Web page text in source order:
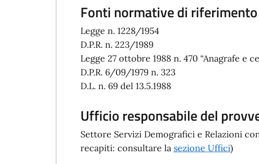
Fonti normative di riferimento
Legge n. 1228/1954
D.P.R. n. 223/1989
Legge 27 ottobre 1988 n. 470 “Anagrafe e
D.P.R. 6/09/1979 n. 323
D.L. n. 69 del 13.5.1988
Ufficio responsabile del
Settore Servizi Demografici e Relazioni
recapiti: consultare la sezione Uffici)